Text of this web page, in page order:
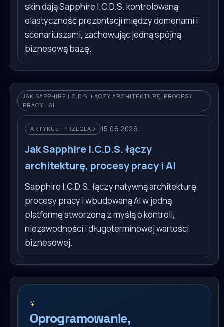
skin dają Sapphire I.C.D.S. kontrolowaną
elastyczność prezentacji między domenami i
scenariuszami, zachowując jedną spójną
biznesową bazę.
JAK SAPPHIRE I.C.D.S. ŁĄCZY ARCHITEKTURĘ, PROCESY
PRACY I AI
ARTYKUŁ · PRZEGLĄD 15.06.2026
Jak Sapphire I.C.D.S. łączy
architekturę, procesy pracy i AI
Sapphire I.C.D.S. łączy natywną architekturę,
procesy pracy i wbudowaną AI w jedną
platformę stworzoną z myślą o kontroli,
niezawodności i długoterminowej wartości
biznesowej.
Oprogramowanie,